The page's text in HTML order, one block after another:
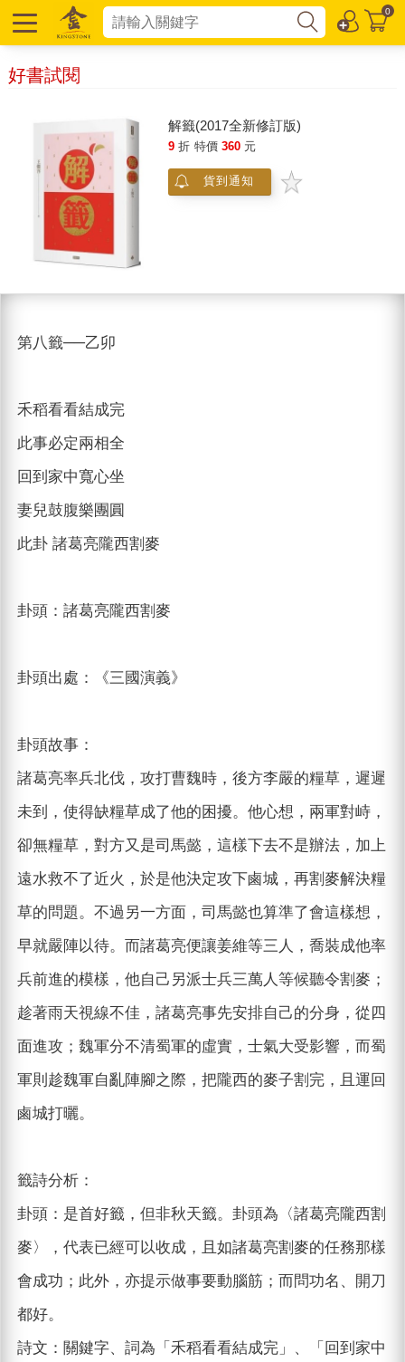
0
好書試閱
解籤(2017全新修訂版)
9 折 特價 360 元
貨到通知
第八籤──乙卯
禾稻看看結成完
此事必定兩相全
回到家中寬心坐
妻兒鼓腹樂團圓
此卦 諸葛亮隴西割麥
卦頭：諸葛亮隴西割麥
卦頭出處：《三國演義》
卦頭故事：
諸葛亮率兵北伐，攻打曹魏時，後方李嚴的糧草，遲遲
未到，使得缺糧草成了他的困擾。他心想，兩軍對峙，
卻無糧草，對方又是司馬懿，這樣下去不是辦法，加上
遠水救不了近火，於是他決定攻下鹵城，再割麥解決糧
草的問題。不過另一方面，司馬懿也算準了會這樣想，
早就嚴陣以待。而諸葛亮便讓姜維等三人，喬裝成他率
兵前進的模樣，他自己另派士兵三萬人等候聽令割麥；
趁著雨天視線不佳，諸葛亮事先安排自己的分身，從四
面進攻；魏軍分不清蜀軍的虛實，士氣大受影響，而蜀
軍則趁魏軍自亂陣腳之際，把隴西的麥子割完，且運回
鹵城打曬。
籤詩分析：
卦頭：是首好籤，但非秋天籤。卦頭為〈諸葛亮隴西割
麥〉，代表已經可以收成，且如諸葛亮割麥的任務那樣
會成功；此外，亦提示做事要動腦筋；而問功名、開刀
都好。
詩文：關鍵字、詞為「禾稻看看結成完」、「回到家中